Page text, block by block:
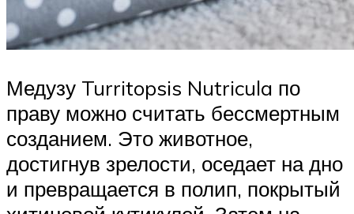
Медузу Turritopsis Nutricula по
праву можно считать бессмертным
созданием. Это животное,
достигнув зрелости, оседает на дно
и превращается в полип, покрытый